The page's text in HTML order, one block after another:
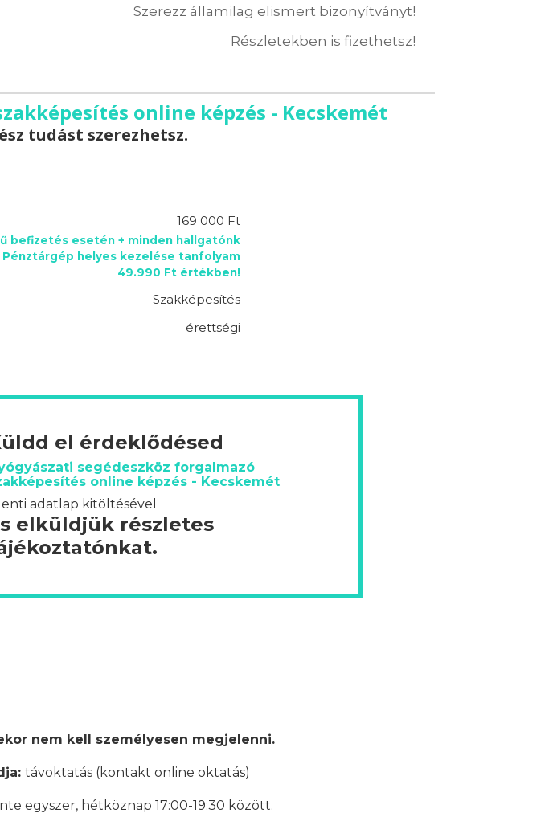
Szerezz államilag elismert bizonyítványt!
Részletekben is fizethetsz!
online képzés - Kecskemét
tudást szerezhetsz.
169 000 Ft
befizetés esetén + minden hallgatónk
helyes kezelése tanfolyam
49.990 Ft értékben!
Szakképesítés
érettségi
el érdeklődésed
segédeszköz forgalmazó
online képzés - Kecskemét
adatlap kitöltésével
elküldjük részletes
nem kell személyesen megjelenni.
távoktatás (kontakt online oktatás)
egyszer, hétköznap 17:00-19:30 között.